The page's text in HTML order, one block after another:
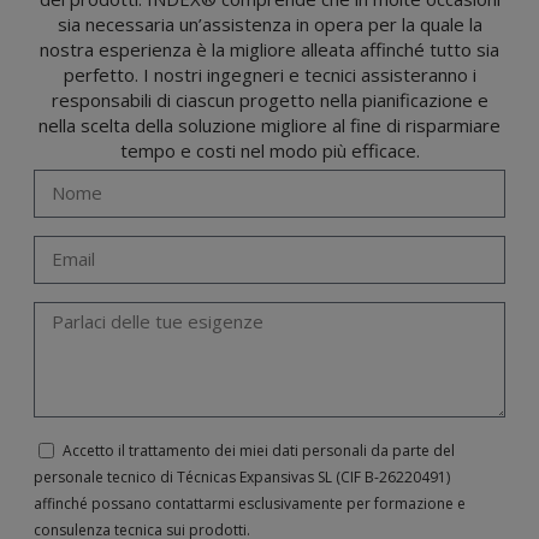
(GDPR) del 27 aprile 2016 inviando una lettera al responsabile del trattamento:
Valentín Gómez, Direttore, insieme a una fotocopia della sua carta d'identità, a
TÉCNICAS EXPANSIVAS SL | P.I. La Portalada II | c/ Segador 13, 26006 | Logroño (La
Rioja) o inviando un’email al seguente indirizzo info@indexfix.com.
sia necessaria un’assistenza in opera per la quale la
nostra esperienza è la migliore alleata affinché tutto sia
perfetto. I nostri ingegneri e tecnici assisteranno i
responsabili di ciascun progetto nella pianificazione e
nella scelta della soluzione migliore al fine di risparmiare
tempo e costi nel modo più efficace.
Accetto il trattamento dei miei dati personali da parte del
personale tecnico di Técnicas Expansivas SL (CIF B-­26220491)
affinché possano contattarmi esclusivamente per formazione e
consulenza tecnica sui prodotti.